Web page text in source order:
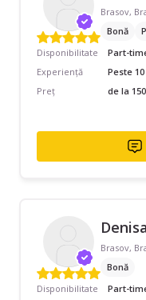
Brasov,
Bonă
Disponibilitate
Part-
Experiență
Peste
Preț
de la
Brasov,
Bonă
Disponibilitate
Part-